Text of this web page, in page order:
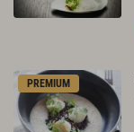
PREMIUM